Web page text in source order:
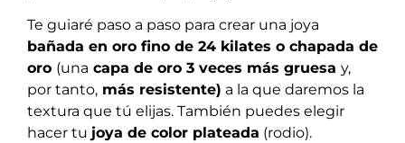
Te guiaré paso a paso para crear una joya
bañada en oro fino de 24 kilates o chapada de
oro (una capa de oro 3 veces más gruesa y,
por tanto, más resistente) a la que daremos la
textura que tú elijas. También puedes elegir
hacer tu joya de color plateada (rodio).